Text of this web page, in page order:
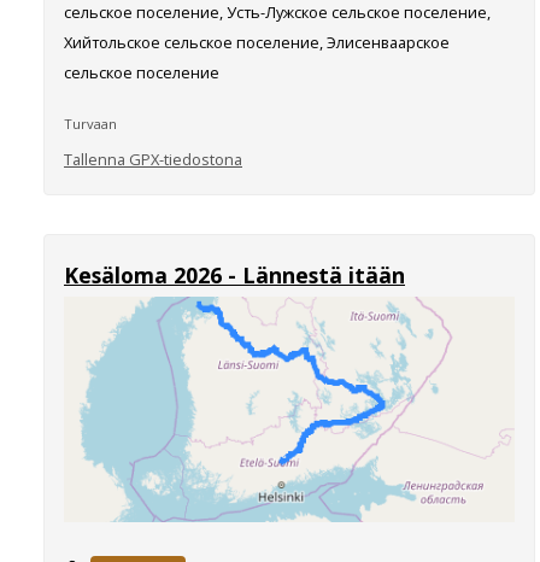
сельское поселение, Усть-Лужское сельское поселение,
Хийтольское сельское поселение, Элисенваарское
сельское поселение
Turvaan
Tallenna GPX-tiedostona
Kesäloma 2026 - Lännestä itään